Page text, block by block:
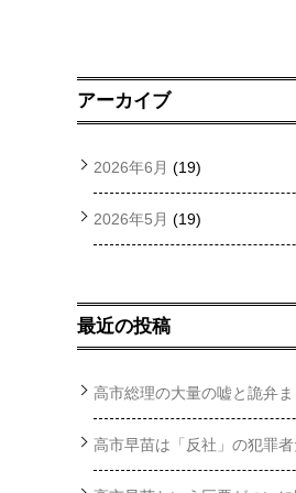
アーカイブ
2026年6月 (19)
2026年5月 (19)
最近の投稿
高市総理の大量の嘘と詭弁ま
高市早苗は「反社」の犯罪